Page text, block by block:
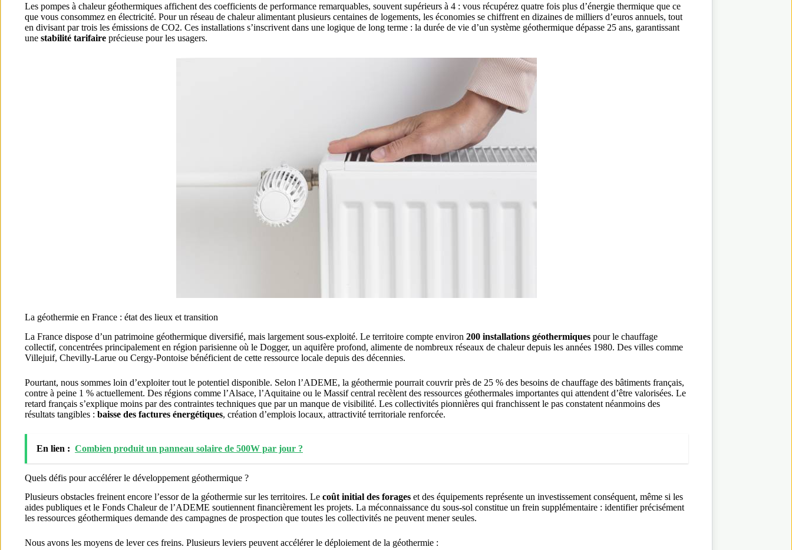
Les pompes à chaleur géothermiques affichent des coefficients de performance remarquables, souvent supérieurs à 4 : vous récupérez quatre fois plus d’énergie thermique que ce
que vous consommez en électricité. Pour un réseau de chaleur alimentant plusieurs centaines de logements, les économies se chiffrent en dizaines de milliers d’euros annuels, tout
en divisant par trois les émissions de CO2. Ces installations s’inscrivent dans une logique de long terme : la durée de vie d’un système géothermique dépasse 25 ans, garantissant
une stabilité tarifaire précieuse pour les usagers.
La géothermie en France : état des lieux et transition
La France dispose d’un patrimoine géothermique diversifié, mais largement sous-exploité. Le territoire compte environ 200 installations géothermiques pour le chauffage
collectif, concentrées principalement en région parisienne où le Dogger, un aquifère profond, alimente de nombreux réseaux de chaleur depuis les années 1980. Des villes comme
Villejuif, Chevilly-Larue ou Cergy-Pontoise bénéficient de cette ressource locale depuis des décennies.
Pourtant, nous sommes loin d’exploiter tout le potentiel disponible. Selon l’ADEME, la géothermie pourrait couvrir près de 25 % des besoins de chauffage des bâtiments français,
contre à peine 1 % actuellement. Des régions comme l’Alsace, l’Aquitaine ou le Massif central recèlent des ressources géothermales importantes qui attendent d’être valorisées. Le
retard français s’explique moins par des contraintes techniques que par un manque de visibilité. Les collectivités pionnières qui franchissent le pas constatent néanmoins des
résultats tangibles : baisse des factures énergétiques, création d’emplois locaux, attractivité territoriale renforcée.
En lien : Combien produit un panneau solaire de 500W par jour ?
Quels défis pour accélérer le développement géothermique ?
Plusieurs obstacles freinent encore l’essor de la géothermie sur les territoires. Le coût initial des forages et des équipements représente un investissement conséquent, même si les
aides publiques et le Fonds Chaleur de l’ADEME soutiennent financièrement les projets. La méconnaissance du sous-sol constitue un frein supplémentaire : identifier précisément
les ressources géothermiques demande des campagnes de prospection que toutes les collectivités ne peuvent mener seules.
Nous avons les moyens de lever ces freins. Plusieurs leviers peuvent accélérer le déploiement de la géothermie :